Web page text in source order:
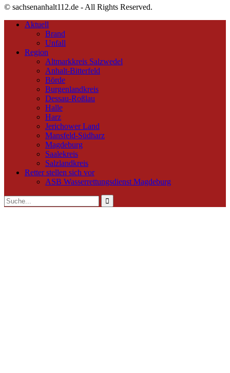
© sachsenanhalt112.de - All Rights Reserved.
Aktuell
Brand
Unfall
Region
Altmarkkreis Salzwedel
Anhalt-Bitterfeld
Börde
Burgenlandkreis
Dessau-Roßlau
Halle
Harz
Jerichower Land
Mansfeld-Südharz
Magdeburg
Saalekreis
Salzlandkreis
Retter stellen sich vor
ASB Wasserrettungsdienst Magdeburg